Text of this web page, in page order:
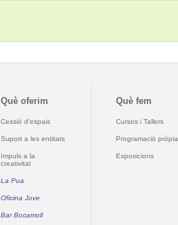
Què oferim
Cessió d'espais
Suport a les entitats
Impuls a la
creativitat
La Pua
Oficina Jove
Bar Bocamoll
Què fem
Cursos i Tallers
Programació pròpia
Exposicions